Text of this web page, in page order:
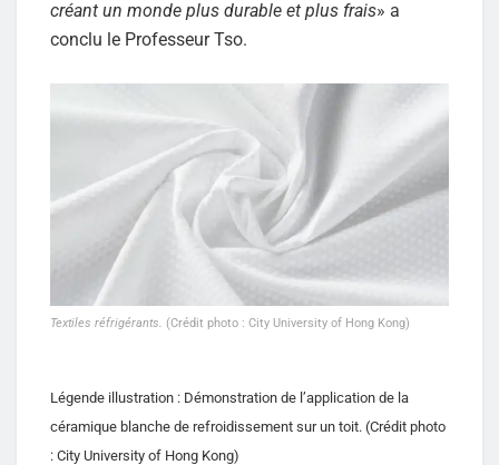
créant un monde plus durable et plus frais» a
conclu le Professeur Tso.
Textiles réfrigérants. (Crédit photo : City University of Hong Kong)
Légende illustration : Démonstration de l’application de la
céramique blanche de refroidissement sur un toit. (Crédit photo
: City University of Hong Kong)